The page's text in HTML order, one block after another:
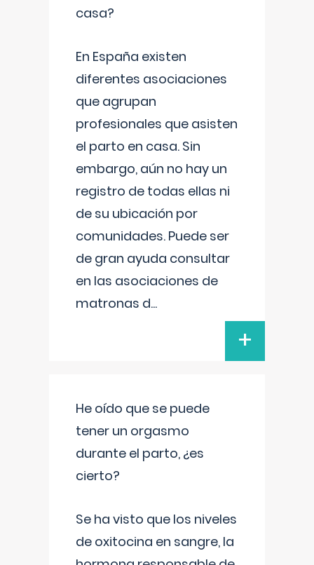
casa?
En España existen
diferentes asociaciones
que agrupan
profesionales que asisten
el parto en casa. Sin
embargo, aún no hay un
registro de todas ellas ni
de su ubicación por
comunidades. Puede ser
de gran ayuda consultar
en las asociaciones de
matronas d...
+
He oído que se puede
tener un orgasmo
durante el parto, ¿es
cierto?
Se ha visto que los niveles
de oxitocina en sangre, la